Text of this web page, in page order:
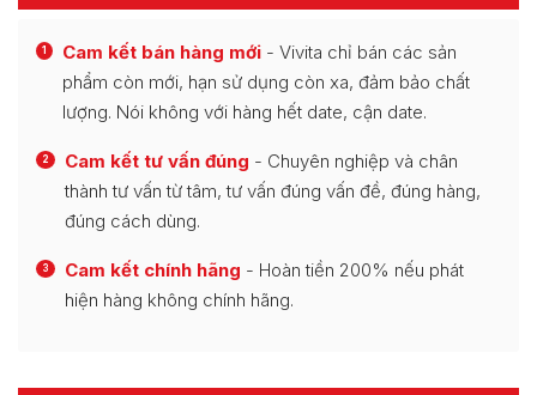
1 Cam kết bán hàng mới - Vivita chỉ bán các sản
phẩm còn mới, hạn sử dụng còn xa, đảm bảo chất
lượng. Nói không với hàng hết date, cận date.
2 Cam kết tư vấn đúng - Chuyên nghiệp và chân
thành tư vấn từ tâm, tư vấn đúng vấn đề, đúng hàng,
đúng cách dùng.
3 Cam kết chính hãng - Hoàn tiền 200% nếu phát
hiện hàng không chính hãng.